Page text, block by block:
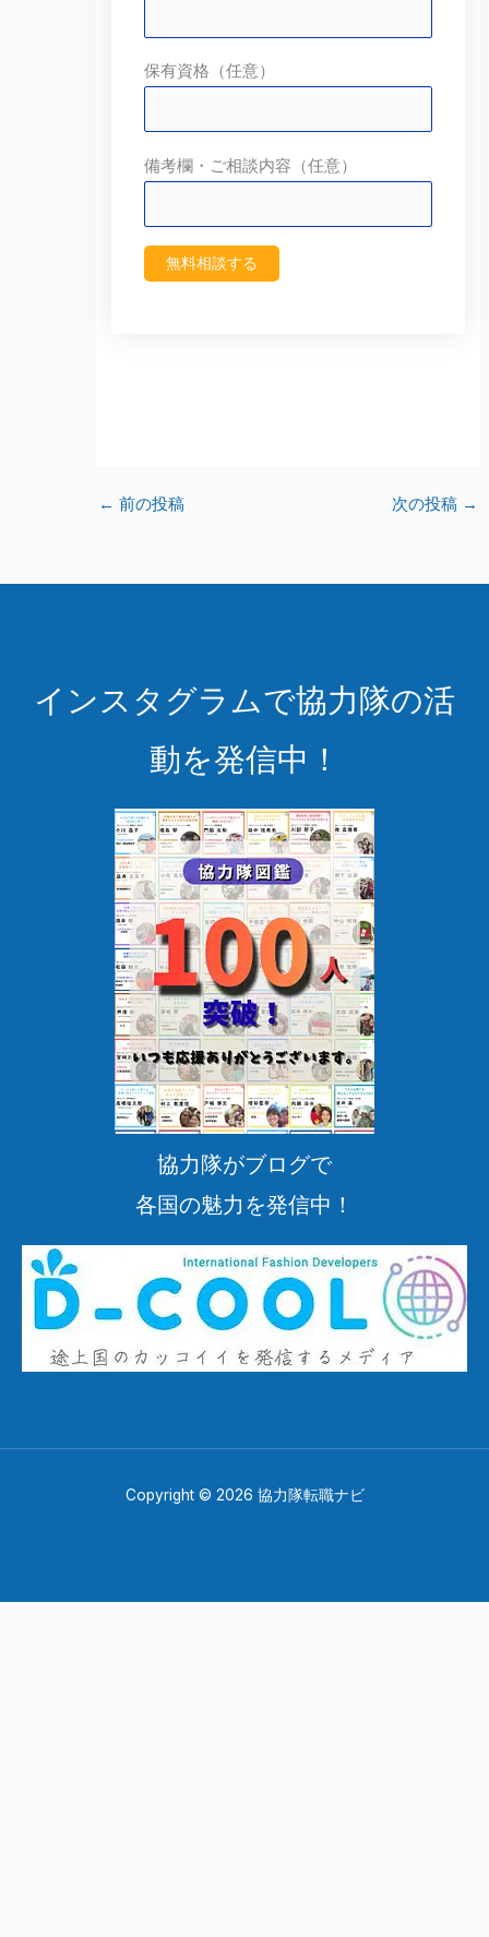
保有資格（任意）
備考欄・ご相談内容（任意）
← 前の投稿 次の投稿 →
インスタグラムで協力隊の活
動を発信中！
協力隊がブログで
各国の魅力を発信中！
Copyright © 2026 協力隊転職ナビ